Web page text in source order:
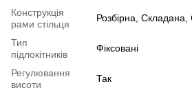
Конструкція
рами стільця
Розбірна, Складана,
Тип
підлокітників
Фіксовані
Регулювання
висоти
Так